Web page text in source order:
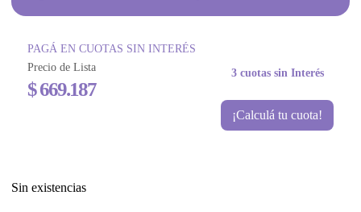
PAGÁ EN CUOTAS SIN INTERÉS
Precio de Lista
$669.187
3 cuotas sin Interés
¡Calculá tu cuota!
Sin existencias